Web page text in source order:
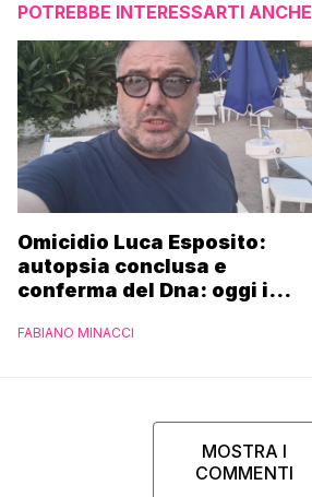
POTREBBE INTERESSARTI ANCHE
Omicidio Luca Esposito:
autopsia conclusa e
conferma del Dna: oggi i
FABIANO MINACCI
MOSTRA I
COMMENTI